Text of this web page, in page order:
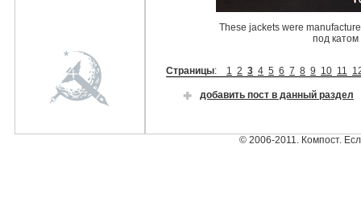
These jackets were
под катом
Страницы: 1 2 3 4 5 6 7 8 9 10 11
добавить пост в данный раздел
© 2006-2011. Компост.